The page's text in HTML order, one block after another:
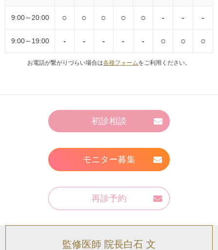
9:00～20:00 ○ ○ ○ ○ ○ - - -
9:00～19:00 - - - - - ○ ○ ○
お電話が繋がりづらい場合は各種フォームをご利用ください。
初診相談
モニター募集
再診予約
監修医師 院長白石 文